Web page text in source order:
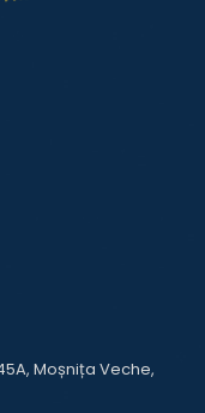
Moșnița Veche,